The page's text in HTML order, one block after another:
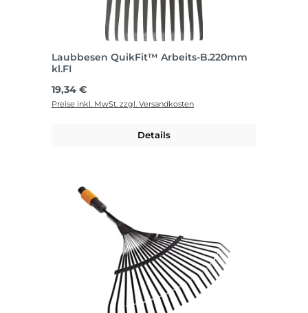
Laubbesen QuikFit™ Arbeits-B.220mm
kl.FI
Regulärer Preis:
19,34 €
Preise inkl. MwSt. zzgl. Versandkosten
Details